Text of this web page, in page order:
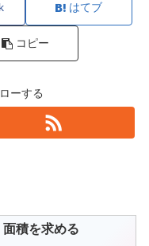
はてブ
コピー
ーする
積を求める